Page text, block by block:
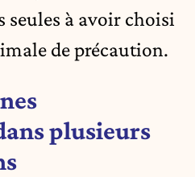
seules à avoir choisi
de précaution.
plusieurs